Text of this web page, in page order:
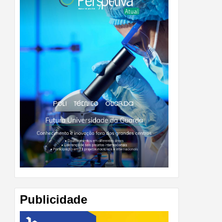
Publicidade